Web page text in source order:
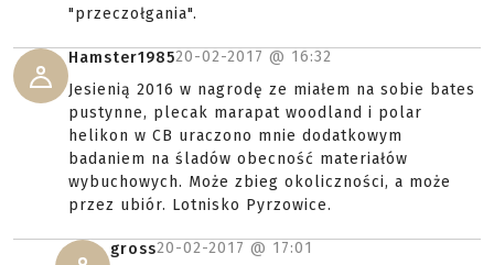
"przeczołgania".
Hamster198520-02-2017 @ 16:32
Jesienią 2016 w nagrodę ze miałem na sobie bates
pustynne, plecak marapat woodland i polar
helikon w CB uraczono mnie dodatkowym
badaniem na śladów obecność materiałów
wybuchowych. Może zbieg okoliczności, a może
przez ubiór. Lotnisko Pyrzowice.
gross20-02-2017 @ 17:01